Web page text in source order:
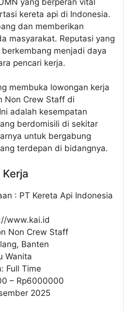
kereta api di Indonesia.
dan memberikan
masyarakat. Reputasi yang
menjadi daya
pencari kerja.
membuka lowongan kerja
Non Crew Staff di
adalah kesempatan
berdomisili di sekitar
untuk bergabung
terdepan di bidangnya.
: PT Kereta Api Indonesia
www.kai.id
Non Crew Staff
Banten
Wanita
Full Time
– Rp6000000
2025